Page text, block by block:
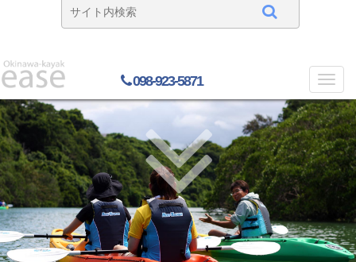
098-923-5871